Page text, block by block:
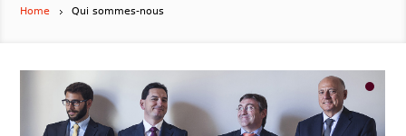
Home Qui sommes-nous